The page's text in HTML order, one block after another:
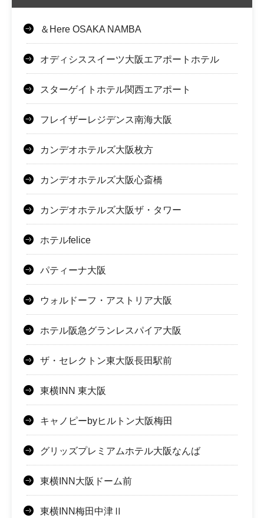
＆Here OSAKA NAMBA
オディシススイーツ大阪エアポートホテル
スターゲイトホテル関西エアポート
フレイザーレジデンス南海大阪
カンデオホテルズ大阪枚方
カンデオホテルズ大阪心斎橋
カンデオホテルズ大阪ザ・タワー
ホテルfelice
パティーナ大阪
ウォルドーフ・アストリア大阪
ホテル阪急グランレスパイア大阪
ザ・セレクトン東大阪長田駅前
東横INN 東大阪
キャノピーbyヒルトン大阪梅田
グリッズプレミアムホテル大阪なんば
東横INN大阪ドーム前
東横INN梅田中津Ⅱ